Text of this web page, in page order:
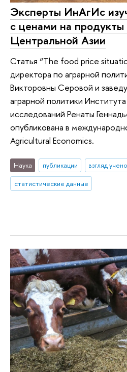
Эксперты ИнАгИс
с ценами на продукты
Центральной Азии
Статья “The food price
директора по аграрной
Викторовны Серовой и
аграрной политики
исследований Ренаты
опубликована в
Agricultural Economics.
Наука публикации взгляд
статистические данные